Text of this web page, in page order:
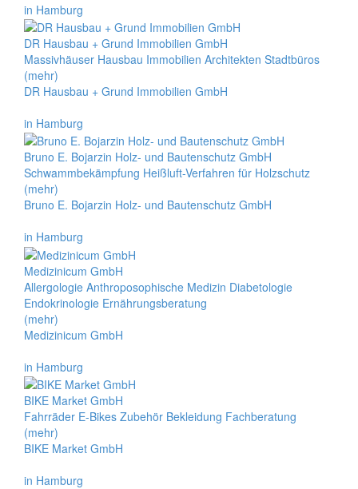
in Hamburg
DR Hausbau + Grund Immobilien GmbH
Massivhäuser Hausbau Immobilien Architekten Stadtbüros
(mehr)
DR Hausbau + Grund Immobilien GmbH
in Hamburg
Bruno E. Bojarzin Holz- und Bautenschutz GmbH
Schwammbekämpfung Heißluft-Verfahren für Holzschutz
(mehr)
Bruno E. Bojarzin Holz- und Bautenschutz GmbH
in Hamburg
Medizinicum GmbH
Allergologie Anthroposophische Medizin Diabetologie
Endokrinologie Ernährungsberatung
(mehr)
Medizinicum GmbH
in Hamburg
BIKE Market GmbH
Fahrräder E-Bikes Zubehör Bekleidung Fachberatung
(mehr)
BIKE Market GmbH
in Hamburg